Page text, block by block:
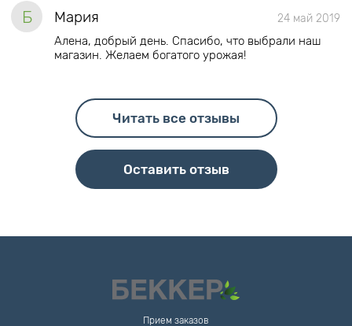
Б Мария 24 май 2019
Алена, добрый день. Спасибо, что выбрали наш
магазин. Желаем богатого урожая!
Читать все отзывы
Оставить отзыв
Прием заказов